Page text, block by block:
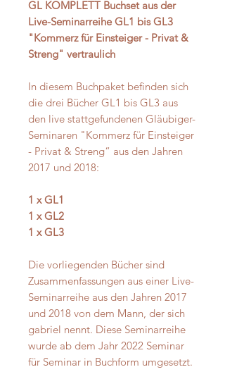
GL KOMPLETT Buchset aus der
Live-Seminarreihe GL1 bis GL3
"Kommerz für Einsteiger - Privat &
Streng" vertraulich
In diesem Buchpaket befinden sich
die drei Bücher GL1 bis GL3 aus
den live stattgefundenen Gläubiger-
Seminaren "Kommerz für Einsteiger
- Privat & Streng“ aus den Jahren
2017 und 2018:
1 x GL1
1 x GL2
1 x GL3
Die vorliegenden Bücher sind
Zusammenfassungen aus einer Live-
Seminarreihe aus den Jahren 2017
und 2018 von dem Mann, der sich
gabriel nennt. Diese Seminarreihe
wurde ab dem Jahr 2022 Seminar
für Seminar in Buchform umgesetzt.